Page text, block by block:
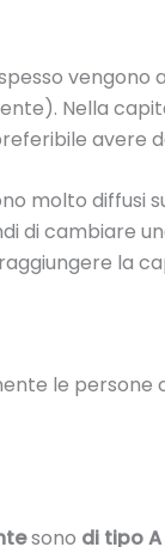
vengono
Nella
avere
molto diffusi
di cambiare
la
le
sono di tipo A